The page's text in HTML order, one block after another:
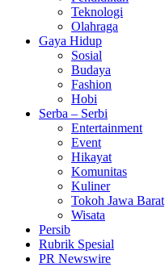
Teknologi
Olahraga
Gaya Hidup
Sosial
Budaya
Fashion
Hobi
Serba – Serbi
Entertainment
Event
Hikayat
Komunitas
Kuliner
Tokoh Jawa Barat
Wisata
Persib
Rubrik Spesial
PR Newswire